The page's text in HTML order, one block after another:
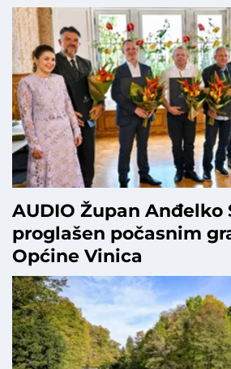
AUDIO Župan Anđelko
proglašen počasnim
Općine Vinica